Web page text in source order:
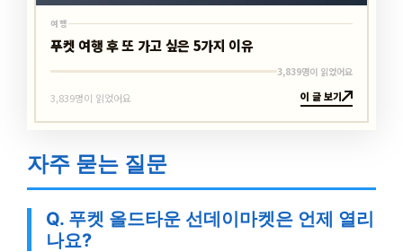
여행
푸켓 여행 후 또 가고 싶은 5가지 이유
3,839명이 읽었어요
3,839명이 읽었어요 이 글 보기
자주 묻는 질문
Q. 푸켓 올드타운 선데이마켓은 언제 열리
나요?